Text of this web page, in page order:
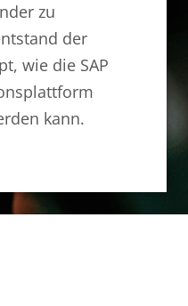
zu
der
wie die SAP
kann.